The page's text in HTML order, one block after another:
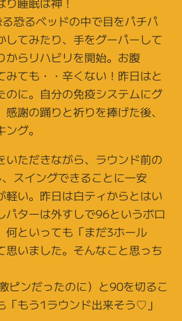
恐るベッドの中で目をパチパ
してみたり、手をグーパーして
からリハビリを開始。お腹
みても・・辛くない！昨日はと
のに。自分の免疫システムにグ
謝の踊りと祈りを捧げた後、
グ。
いただきながら、ラウンド前の
スイングできることに一安
軽い。昨日は白ティからとはい
パターは外すしで96というボロ
何といっても「まだ3ホール
思いました。そんなこと思っち
ピンだったのに）と90を切るこ
「もう1ラウンド出来そう♡」